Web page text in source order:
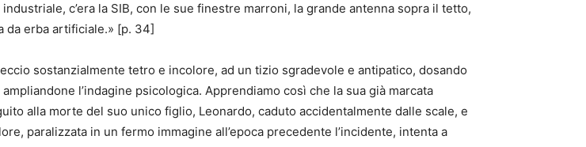
c’era la SIB, con le sue finestre marroni, la grande antenna sopra il tetto,
da erba artificiale.» [p. 34]
sostanzialmente tetro e incolore, ad un tizio sgradevole e antipatico, dosando
l’indagine psicologica. Apprendiamo così che la sua già marcata
alla morte del suo unico figlio, Leonardo, caduto accidentalmente dalle scale, e
paralizzata in un fermo immagine all’epoca precedente l’incidente, intenta a